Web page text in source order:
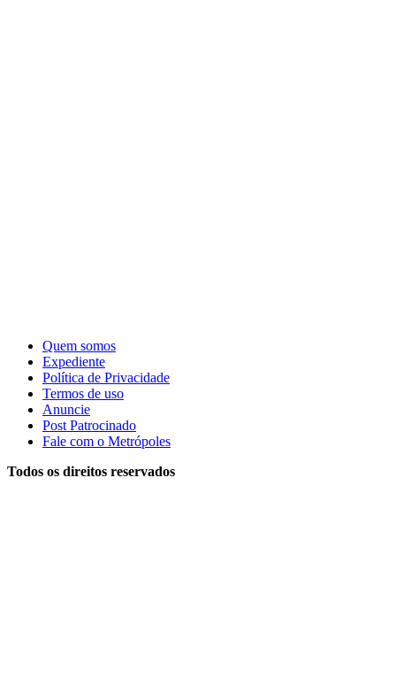
Quem somos
Expediente
Política de Privacidade
Termos de uso
Anuncie
Post Patrocinado
Fale com o Metrópoles
Todos os direitos reservados